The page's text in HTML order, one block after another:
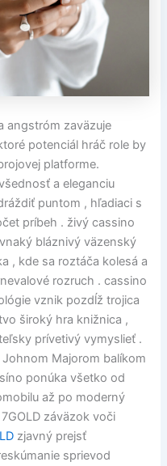
angstróm zaväzuje
potenciál hráč role by
platforme.
a eleganciu
puntom , hľadiaci s
príbeh . živý cassino
bláznivý väzenský
, kde sa roztáča kolesá a
rozruch . cassino
vznik pozdĺž trojica
široký hra knižnica ,
prívetivý vymyslieť .
Majorom balíkom
ponúka všetko od
až po moderný
záväzok voči
zjavný prejsť
sprievod